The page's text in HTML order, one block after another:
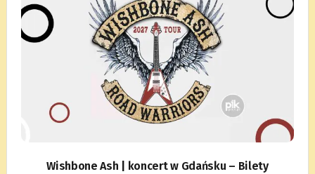
Wishbone Ash | koncert w Gdańsku – Bilety